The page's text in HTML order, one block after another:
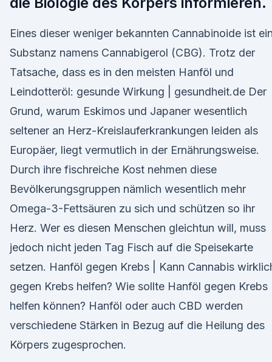
Eines dieser weniger bekannten Cannabinoide ist
Substanz namens Cannabigerol (CBG). Trotz der
Tatsache, dass es in den meisten Hanföl und
Leindotteröl: gesunde Wirkung | gesundheit.de Der
Grund, warum Eskimos und Japaner wesentlich
seltener an Herz-Kreislauferkrankungen leiden als
Europäer, liegt vermutlich in der Ernährungsweise.
Durch ihre fischreiche Kost nehmen diese
Bevölkerungsgruppen nämlich wesentlich mehr
Omega-3-Fettsäuren zu sich und schützen so ihr
Herz. Wer es diesen Menschen gleichtun will, muss
jedoch nicht jeden Tag Fisch auf die Speisekarte
setzen. Hanföl gegen Krebs | Kann Cannabis
gegen Krebs helfen? Wie sollte Hanföl gegen Krebs
helfen können? Hanföl oder auch CBD werden
verschiedene Stärken in Bezug auf die Heilung des
Körpers zugesprochen.